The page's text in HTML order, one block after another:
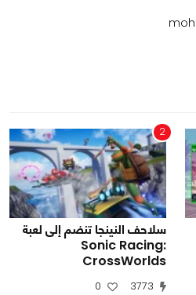
2
سلاحف النينجا تنضم إلى لعبة
Sonic Racing:
CrossWorlds
3773
0